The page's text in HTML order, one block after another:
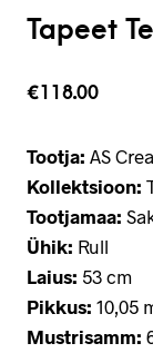
Tapeet
€118.00
Tootja: AS
Kollektsioon:
Tootjamaa:
Ühik: Rull
Laius: 53 cm
Pikkus: 10,05
Mustrisamm: